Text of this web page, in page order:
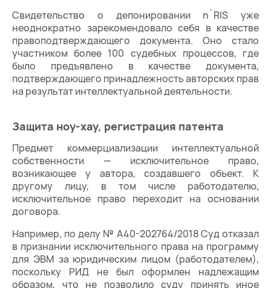
Свидетельство о депонировании n`RIS уже
неоднократно зарекомендовало себя в качестве
правоподтверждающего документа. Оно стало
участником более 100 судебных процессов, где
было предъявлено в качестве документа,
подтверждающего принадлежность авторских прав
на результат интеллектуальной деятельности.
Защита ноу-хау, регистрация патента
Предмет коммерциализации интеллектуальной
собственности — исключительное право,
возникающее у автора, создавшего объект. К
другому лицу, в том числе работодателю,
исключительное право переходит на основании
договора.
Например, по делу № А40-202764/2018 Суд отказал
в признании исключительного права на программу
для ЭВМ за юридическим лицом (работодателем),
поскольку РИД не был оформлен надлежащим
образом, что не позволило суду принять иное